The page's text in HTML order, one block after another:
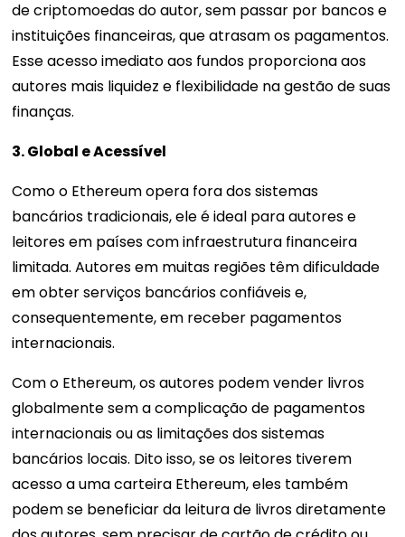
de criptomoedas do autor, sem passar por bancos e
instituições financeiras, que atrasam os pagamentos.
Esse acesso imediato aos fundos proporciona aos
autores mais liquidez e flexibilidade na gestão de suas
finanças.
3. Global e Acessível
Como o Ethereum opera fora dos sistemas
bancários tradicionais, ele é ideal para autores e
leitores em países com infraestrutura financeira
limitada. Autores em muitas regiões têm dificuldade
em obter serviços bancários confiáveis ​​e,
consequentemente, em receber pagamentos
internacionais.
Com o Ethereum, os autores podem vender livros
globalmente sem a complicação de pagamentos
internacionais ou as limitações dos sistemas
bancários locais. Dito isso, se os leitores tiverem
acesso a uma carteira Ethereum, eles também
podem se beneficiar da leitura de livros diretamente